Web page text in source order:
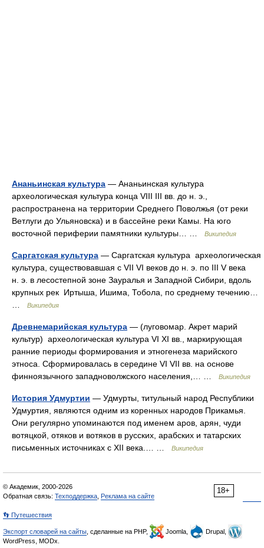
Ананьинская культура — Ананьинская культура
археологическая культура конца VIII III вв. до н. э.,
распространена на территории Среднего Поволжья (от реки
Ветлуги до Ульяновска) и в бассейне реки Камы. На юго
восточной периферии памятники культуры… …
Википедия
Саргатская культура — Саргатская культура археологическая
культура, существовавшая с VII VI веков до н. э. по III V века
н. э. в лесостепной зоне Зауралья и Западной Сибири, вдоль
крупных рек Иртыша, Ишима, Тобола, по среднему течению…
Википедия
Древнемарийская культура — (луговомар. Акрет марий
культур) археологическая культура VI XI вв., маркирующая
ранние периоды формирования и этногенеза марийского
этноса. Сформировалась в середине VI VII вв. на основе
финноязычного западноволжского населения,… …
Википедия
История Удмуртии — Удмурты, титульный народ Республики
Удмуртия, являются одним из коренных народов Прикамья.
Они регулярно упоминаются под именем аров, арян, чуди
вотяцкой, отяков и вотяков в русских, арабских и татарских
письменных источниках с XII века.… …
Википедия
18+
© Академик, 2000-2026
Обратная связь: Техподдержка Реклама на сайте
👣 Путешествия
Экспорт словарей на сайты , сделанные на PHP, Joomla,
Drupal,
WordPress, MODx.